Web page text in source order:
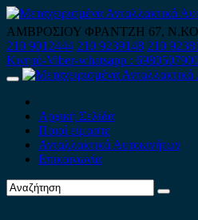
Skip
to
content
ΑΜΒΡΟΣΙΟΥ ΦΡΑΝΤΖΗ 67,
210 9012444 210 9239148 210
Κινητό-Viber-whatsapp :
Primary
Αρχική Σελίδα
Ποιοί είμαστε
Ανταλλακτικά Αυτοκινήτων
Επικοινωνία